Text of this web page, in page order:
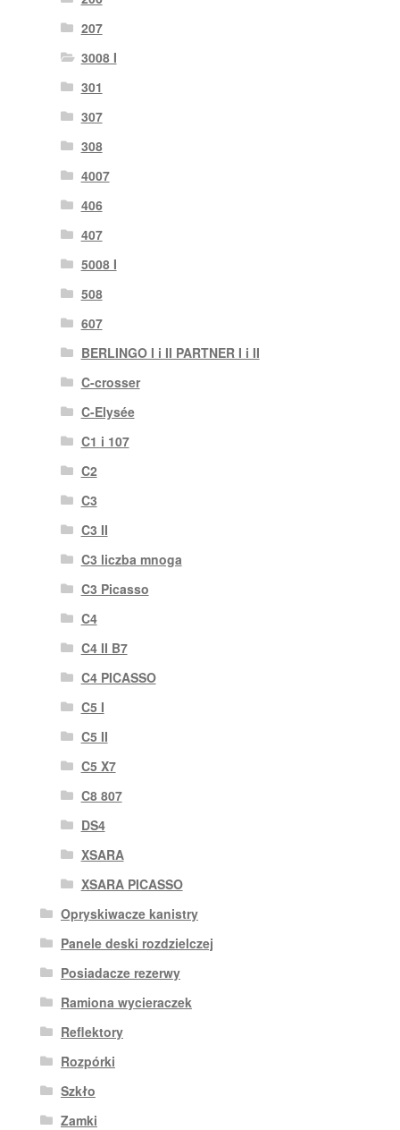
207
3008 I
301
307
308
4007
406
407
5008 I
508
607
BERLINGO I i II PARTNER I i II
C-crosser
C-Elysée
C1 i 107
C2
C3
C3 II
C3 liczba mnoga
C3 Picasso
C4
C4 II B7
C4 PICASSO
C5 I
C5 II
C5 X7
C8 807
DS4
XSARA
XSARA PICASSO
Opryskiwacze kanistry
Panele deski rozdzielczej
Posiadacze rezerwy
Ramiona wycieraczek
Reflektory
Rozpórki
Szkło
Zamki